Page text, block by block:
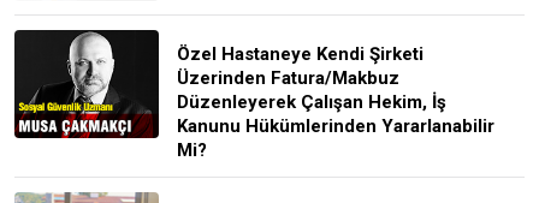
Özel Hastaneye Kendi Şirketi
Üzerinden Fatura/Makbuz
Düzenleyerek Çalışan Hekim, İş
Kanunu Hükümlerinden Yararlanabilir
Mi?